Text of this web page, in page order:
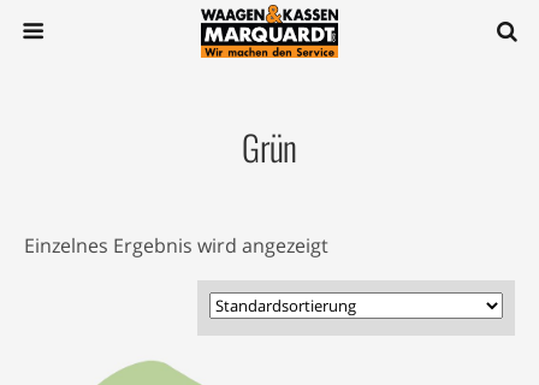
Grün
Einzelnes Ergebnis wird angezeigt